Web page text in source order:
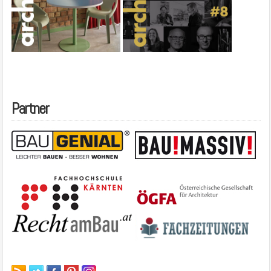
Partner